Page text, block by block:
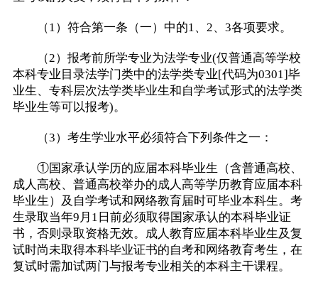
（1）符合第一条（一）中的1、2、3各项要求。
（2）报考前所学专业为法学专业(仅普通高等学校
本科专业目录法学门类中的法学类专业[代码为0301]毕
业生、专科层次法学类毕业生和自学考试形式的法学类
毕业生等可以报考)。
（3）考生学业水平必须符合下列条件之一：
①国家承认学历的应届本科毕业生（含普通高校、
成人高校、普通高校举办的成人高等学历教育应届本科
毕业生）及自学考试和网络教育届时可毕业本科生。考
生录取当年9月1日前必须取得国家承认的本科毕业证
书，否则录取资格无效。成人教育应届本科毕业生及复
试时尚未取得本科毕业证书的自考和网络教育考生，在
复试时需加试两门与报考专业相关的本科主干课程。